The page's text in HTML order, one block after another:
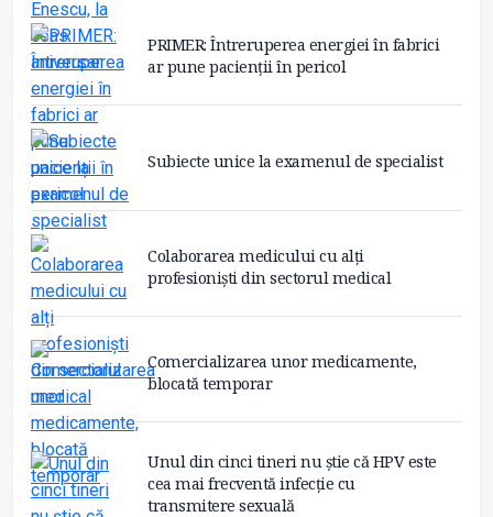
PRIMER: Întreruperea energiei în fabrici
ar pune pacienții în pericol
Subiecte unice la examenul de specialist
Colaborarea medicului cu alți
profesioniști din sectorul medical
Comercializarea unor medicamente,
blocată temporar
Unul din cinci tineri nu știe că HPV este
cea mai frecventă infecție cu
transmitere sexuală